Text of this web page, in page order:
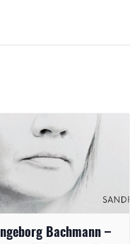
Ingeborg Bachmann –